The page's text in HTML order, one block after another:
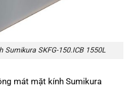
SKFG-150.ICB 1550L
mát mặt kính Sumikura